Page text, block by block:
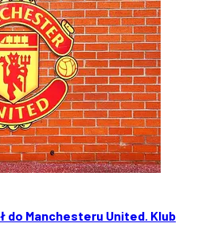
do Manchesteru United. Klub